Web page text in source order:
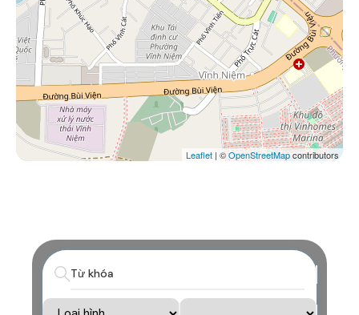
Leaflet | ©OpenStreetMapcontributors